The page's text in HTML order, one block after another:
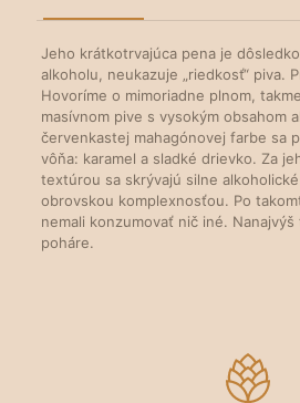
Jeho krátkotrvajúca pena je
alkoholu, neukazuje „riedkosť“ piva.
Hovoríme o mimoriadne plnom,
masívnom pive s vysokým obsahom
červenkastej mahagónovej farbe sa
vôňa: karamel a sladké drievko. Za
textúrou sa skrývajú silne
obrovskou komplexnosťou. Po
nemali konzumovať nič iné.
poháre.